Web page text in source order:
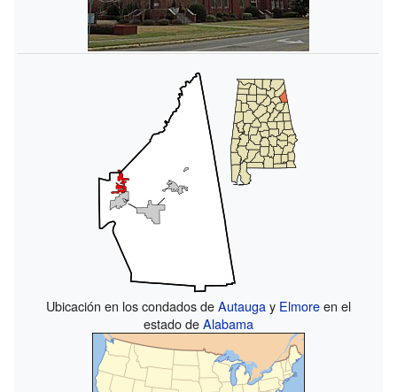
Ubicación en los condados deAutaugay Elmoreen el
estado deAlabama